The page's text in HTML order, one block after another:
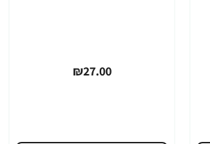
₪27.00